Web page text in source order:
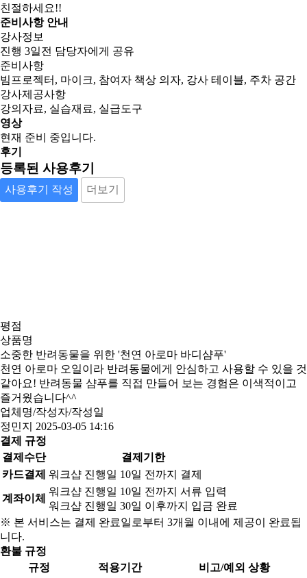
친절하세요!!
준비사항 안내
강사정보
진행 3일전 담당자에게 공유
준비사항
빔프로젝터, 마이크, 참여자 책상 의자, 강사 테이블, 주차 공간
강사제공사항
강의자료, 실습재료, 실급도구
영상
현재 준비 중입니다.
후기
등록된 사용후기
사용후기 작성 더보기
평점
상품명
소중한 반려동물을 위한 '천연 아로마 바디샴푸'
천연 아로마 오일이라 반려동물에게 안심하고 사용할 수 있을 것
같아요! 반려동물 샴푸를 직접 만들어 보는 경험은 이색적이고
즐거웠습니다^^
업체명/작성자/작성일
정민지 2025-03-05 14:16
결제 규정
결제수단
결제기한
카드결제 워크샵 진행일 10일 전까지 결제
계좌이체
워크샵 진행일 10일 전까지 서류 입력
워크샵 진행일 30일 이후까지 입금 완료
※ 본 서비스는 결제 완료일로부터 3개월 이내에 제공이 완료됩
니다.
환불 규정
규정
적용기간 비고/예외 상황